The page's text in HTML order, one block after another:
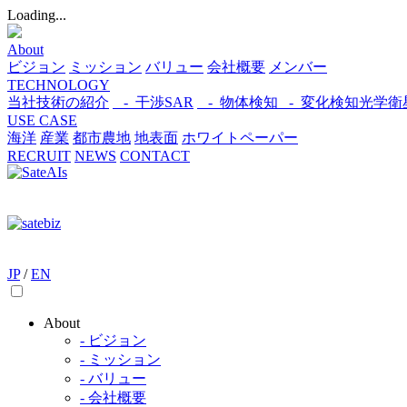
Loading...
About
ビジョン ミッション バリュー 会社概要 メンバー
TECHNOLOGY
当社技術の紹介
- 干渉SAR - 物体検知​ - 変化検知​光学衛
USE CASE
海洋 産業 都市​農地 地表面 ホワイトペーパー
RECRUIT NEWS CONTACT
JP / EN
About
- ビジョン
- ミッション
- バリュー
- 会社概要